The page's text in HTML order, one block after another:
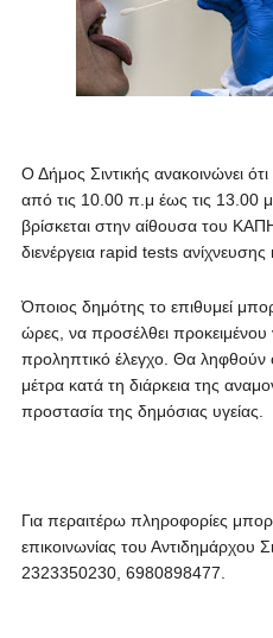
Ο Δήμος Σιντικής ανακοινώνει
από τις 10.00 π.μ έως τις 13.00
βρίσκεται στην αίθουσα του
διενέργεια rapid tests ανίχνευσης
Όποιος δημότης το επιθυμεί
ώρες, να προσέλθει
προληπτικό έλεγχο. Θα ληφθούν
μέτρα κατά τη διάρκεια της
προστασία της δημόσιας υγείας.
Για περαιτέρω πληροφορίες
επικοινωνίας του Αντιδημάρχου
2323350230, 6980898477.